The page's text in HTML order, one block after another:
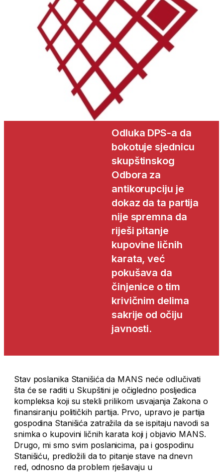
Odluka DPS-a da
bokotuje sjednicu
skupštinskog
Odbora za
antikorupciju je
dokaz da ta partija
nije spremna da
riješi pitanje
kupovine ličnih
karata, već
pokušava da
činjenice o tim
krivičnim delima
sakrije od očiju
javnosti.
Stav poslanika Stanišića da MANS neće odlučivati
šta će se raditi u Skupštini je očigledno posljedica
kompleksa koji su stekli prilikom usvajanja Zakona o
finansiranju političkih partija. Prvo, upravo je partija
gospodina Stanišića zatražila da se ispitaju navodi sa
snimka o kupovini ličnih karata koji j objavio MANS.
Drugo, mi smo svim poslanicima, pa i gospodinu
Stanišiću, predložili da to pitanje stave na dnevn
red, odnosno da problem rješavaju u